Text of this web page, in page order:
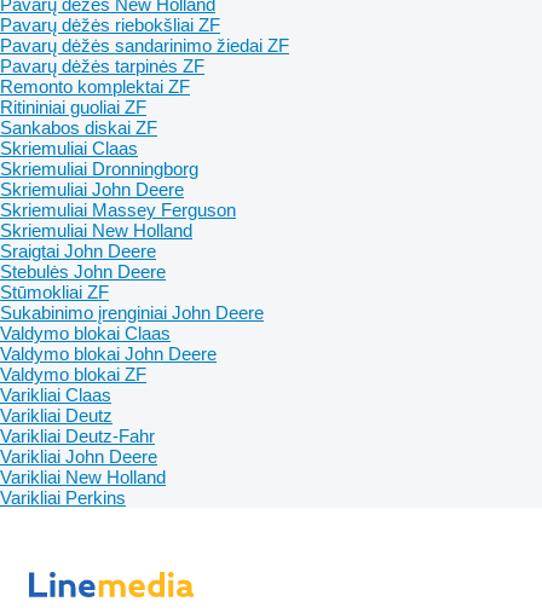
Pavarų dėžės New Holland
Pavarų dėžės riebokšliai ZF
Pavarų dėžės sandarinimo žiedai ZF
Pavarų dėžės tarpinės ZF
Remonto komplektai ZF
Ritininiai guoliai ZF
Sankabos diskai ZF
Skriemuliai Claas
Skriemuliai Dronningborg
Skriemuliai John Deere
Skriemuliai Massey Ferguson
Skriemuliai New Holland
Sraigtai John Deere
Stebulės John Deere
Stūmokliai ZF
Sukabinimo įrenginiai John Deere
Valdymo blokai Claas
Valdymo blokai John Deere
Valdymo blokai ZF
Varikliai Claas
Varikliai Deutz
Varikliai Deutz-Fahr
Varikliai John Deere
Varikliai New Holland
Varikliai Perkins